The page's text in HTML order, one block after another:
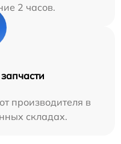
2 часов.
производителя в
складах.